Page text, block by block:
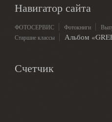
Навигатор сайта
ФОТОСЕРВИС Фотокниги
Старшие классы
Альбом
Счетчик